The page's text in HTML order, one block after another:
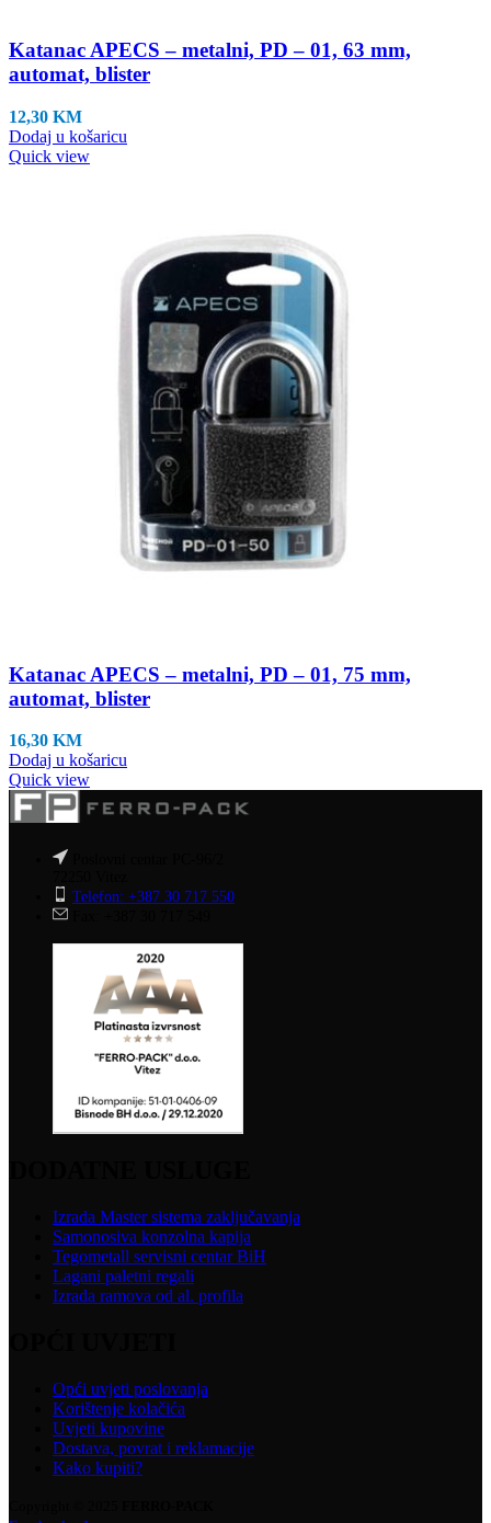
Katanac APECS – metalni, PD – 01, 63 mm,
automat, blister
12,30 KM
Dodaj u košaricu
Quick view
Katanac APECS – metalni, PD – 01, 75 mm,
automat, blister
16,30 KM
Dodaj u košaricu
Quick view
Telefon: +387 30 717 550
Izrada Master sistema zaključavanja
Samonosiva konzolna kapija
Tegometall servisni centar BiH
Lagani paletni regali
Izrada ramova od al. profila
Opći uvjeti poslovanja
Korištenje kolačića
Uvjeti kupovine
Dostava, povrat i reklamacije
Kako kupiti?